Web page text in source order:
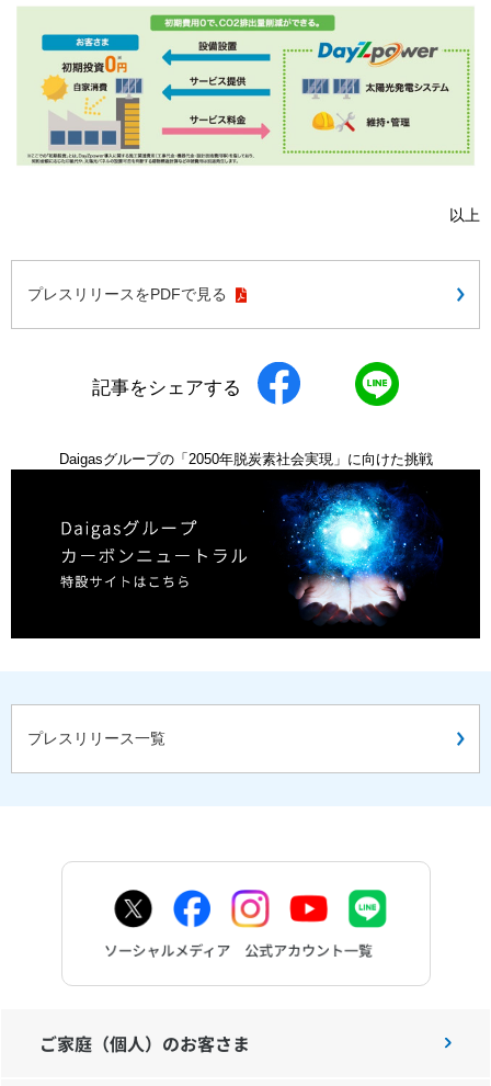
以上
プレスリリースをPDFで見る
記事をシェアする
Daigasグループの「2050年脱炭素社会実現」に向けた挑戦
プレスリリース一覧
ご家庭（個人）のお客さま